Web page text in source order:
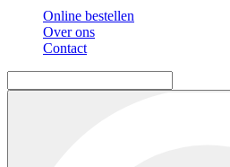
Online bestellen
Over ons
Contact